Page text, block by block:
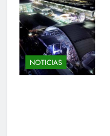
NOTICIAS